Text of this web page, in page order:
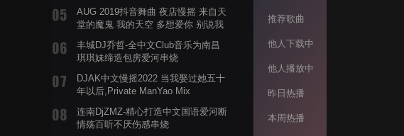
AUG 2019抖音舞曲 夜店慢摇 来自天
堂的魔鬼 我的天空 多想爱你 别说我
丰城DJ乔哲-全中文Club音乐为南昌
琪琪妹缔造包房爱河串烧
DJAK中文慢摇2022 当我娶过她五十
年以后,Private ManYao Mix
连南DjZMZ-精心打造中文国语爱河断
情殇百听不厌伤感串烧
推荐歌曲
他人下载中
他人播放中
昨日热播
本周热播